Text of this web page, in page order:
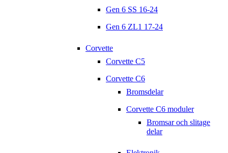
Gen 6 SS 16-24
Gen 6 ZL1 17-24
Corvette
Corvette C5
Corvette C6
Bromsdelar
Corvette C6 moduler
Bromsar och slitage
delar